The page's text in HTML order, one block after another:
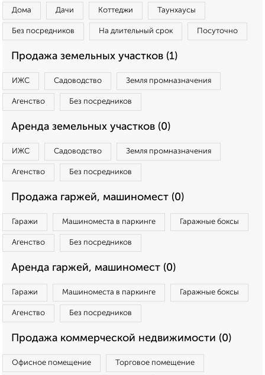
Дома Дачи Коттеджи Таунхаусы
Без посредников На длительный срок Посуточно
Продажа земельных участков (1)
ИЖС Садоводство Земля промназначения
Агенство Без посредников
Аренда земельных участков (0)
ИЖС Садоводство Земля промназначения
Агенство Без посредников
Продажа гаржей, машиномест (0)
Гаражи Машиноместа в паркинге Гаражные боксы
Агенство Без посредников
Аренда гаржей, машиномест (0)
Гаражи Машиноместа в паркинге Гаражные боксы
Агенство Без посредников
Продажа коммерческой недвижимости (0)
Офисное помещение Торговое помещение